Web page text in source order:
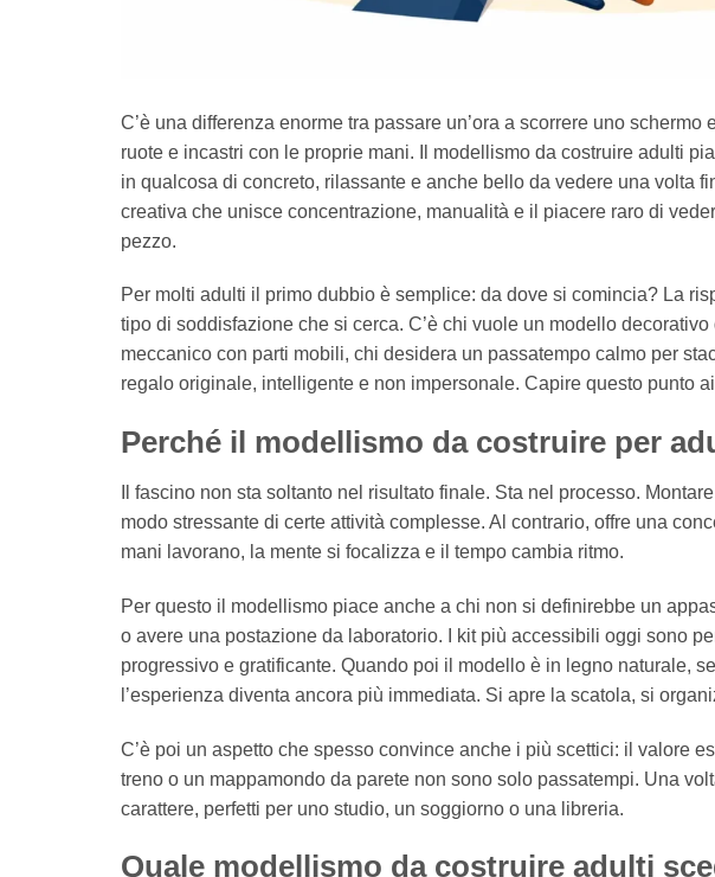
C’è una differenza enorme tra passare un’ora a scorrere uno
ruote e incastri con le proprie mani. Il modellismo da costruire adulti
in qualcosa di concreto, rilassante e anche bello da vedere una volta
creativa che unisce concentrazione, manualità e il piacere raro di
pezzo.
Per molti adulti il primo dubbio è semplice: da dove si comincia? La
tipo di soddisfazione che si cerca. C’è chi vuole un modello
meccanico con parti mobili, chi desidera un passatempo calmo per
regalo originale, intelligente e non impersonale. Capire questo punto
Perché il modellismo da costruire per
Il fascino non sta soltanto nel risultato finale. Sta nel processo.
modo stressante di certe attività complesse. Al contrario, offre una
mani lavorano, la mente si focalizza e il tempo cambia ritmo.
Per questo il modellismo piace anche a chi non si definirebbe un
o avere una postazione da laboratorio. I kit più accessibili oggi sono
progressivo e gratificante. Quando poi il modello è in legno naturale,
l’esperienza diventa ancora più immediata. Si apre la scatola, si
C’è poi un aspetto che spesso convince anche i più scettici: il valore
treno o un mappamondo da parete non sono solo passatempi. Una
carattere, perfetti per uno studio, un soggiorno o una libreria.
Quale modellismo da costruire adulti